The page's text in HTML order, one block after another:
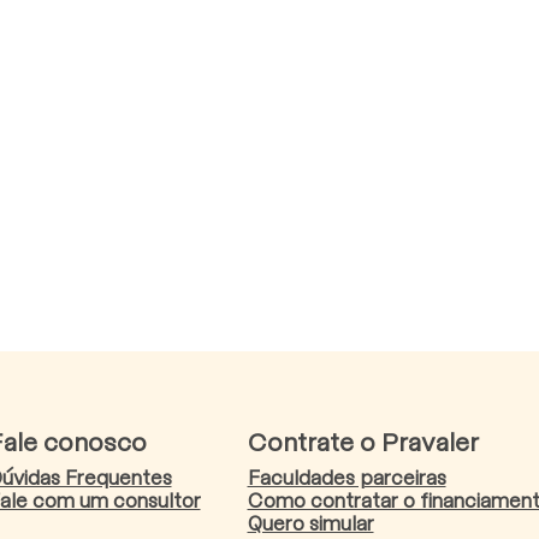
conosco
Frequentes
com um consultor
Contrate o Pravaler
Faculdades parceiras
Como contratar o
Quero simular